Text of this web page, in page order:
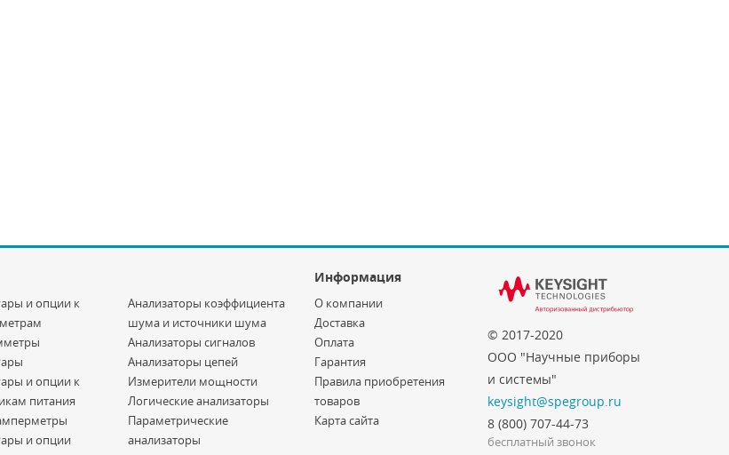
Информация
© 2017-2020
ООО "Научные приборы
и системы"
keysight@spegroup.ru
8 (800) 707-44-73
бесплатный звонок
и опции к
и опции к
питания
и опции
Анализаторы коэффициента
шума и источники шума
Анализаторы сигналов
Анализаторы цепей
Измерители мощности
Логические анализаторы
Параметрические
анализаторы
О компании
Доставка
Оплата
Гарантия
Правила приобретения
товаров
Карта сайта